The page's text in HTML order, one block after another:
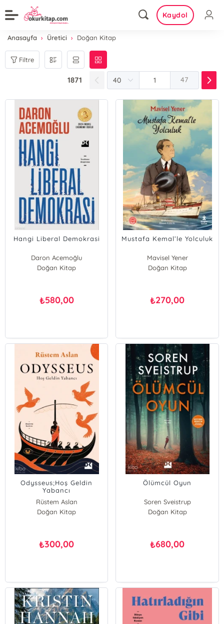
Kaydol
Anasayfa Üretici Doğan Kitap
Filtre
1871 47
Hangi Liberal Demokrasi
Daron Acemoğlu
Doğan Kitap
₺580,00
Mustafa Kemal’le Yolculuk
Mavisel Yener
Doğan Kitap
₺270,00
Odysseus;Hoş Geldin
Yabancı
Rüstem Aslan
Doğan Kitap
₺300,00
Ölümcül Oyun
Soren Sveistrup
Doğan Kitap
₺680,00